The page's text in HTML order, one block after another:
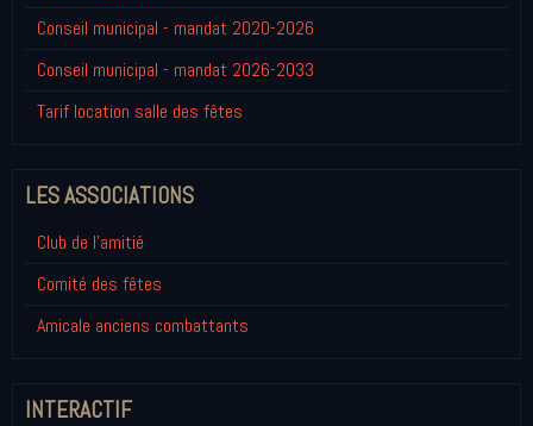
Conseil municipal - mandat 2020-2026
Conseil municipal - mandat 2026-2033
Tarif location salle des fêtes
LES ASSOCIATIONS
Club de l'amitié
Comité des fêtes
Amicale anciens combattants
INTERACTIF